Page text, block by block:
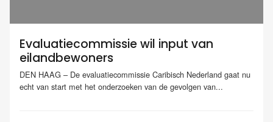
Evaluatiecommissie wil input van
eilandbewoners
DEN HAAG – De evaluatiecommissie Caribisch Nederland gaat nu
echt van start met het onderzoeken van de gevolgen van...